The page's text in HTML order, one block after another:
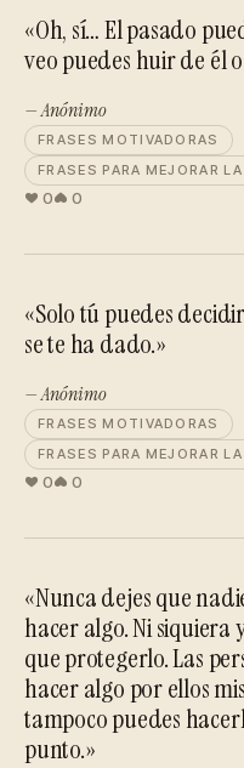
«Oh, sí… El pasado
veo puedes huir de él
— Anónimo
FRASES MOTIVADORAS
FRASES PARA MEJORAR
0 0
«Solo tú puedes
se te ha dado.»
— Anónimo
FRASES MOTIVADORAS
FRASES PARA MEJORAR
0 0
«Nunca dejes que
hacer algo. Ni siquiera
que protegerlo. Las
hacer algo por ellos
tampoco puedes
punto.»